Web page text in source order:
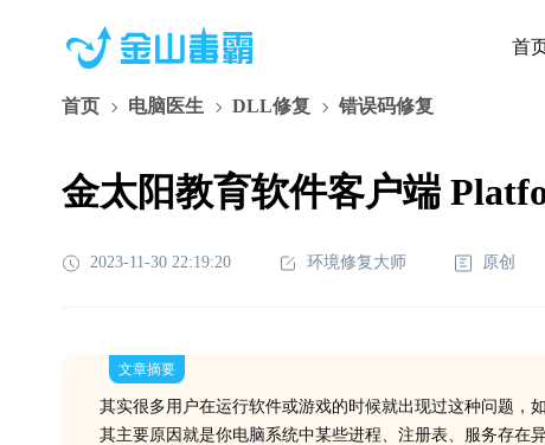
首
首页 电脑医生 DLL修复 错误码修复
金太阳教育软件客户端
2023-11-30 22:19:20 环境修复大师 原创
文章摘要
其实很多用户在运行软件或游戏的时候就出现过这种问题，
其主要原因就是你电脑系统中某些进程、注册表、服务存在